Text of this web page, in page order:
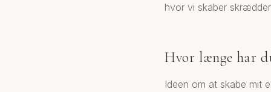
hvor vi skaber
Hvor længe har
Ideen om at skabe mit